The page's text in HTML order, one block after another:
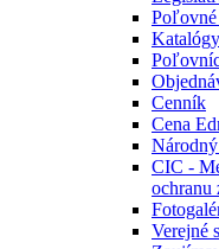
Cenník
Cena
CIC -
ochranu
Verejné